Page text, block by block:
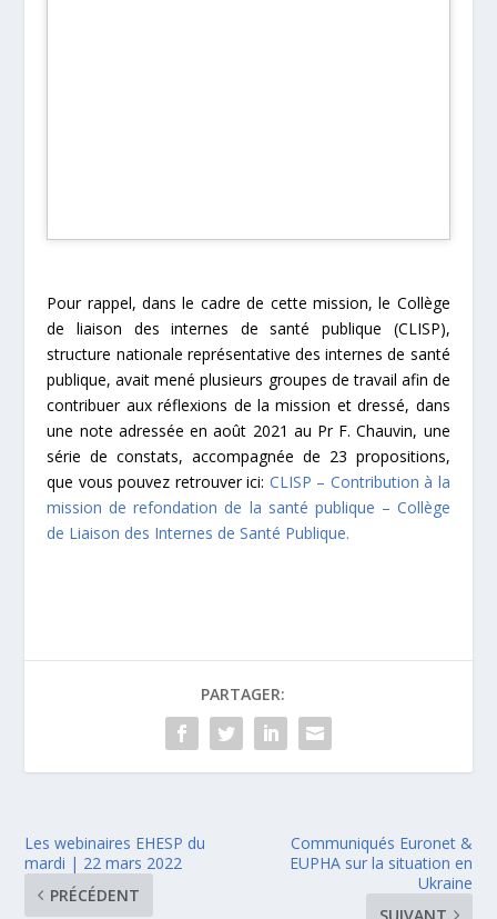
Pour rappel, dans le cadre de cette mission, le Collège
de liaison des internes de santé publique (CLISP),
structure nationale représentative des internes de santé
publique, avait mené plusieurs groupes de travail afin de
contribuer aux réflexions de la mission et dressé, dans
une note adressée en août 2021 au Pr F. Chauvin, une
série de constats, accompagnée de 23 propositions,
que vous pouvez retrouver ici: CLISP – Contribution à la
mission de refondation de la santé publique – Collège
de Liaison des Internes de Santé Publique.
PARTAGER:
Les webinaires EHESP du
mardi | 22 mars 2022
PRÉCÉDENT
Communiqués Euronet &
EUPHA sur la situation en
Ukraine